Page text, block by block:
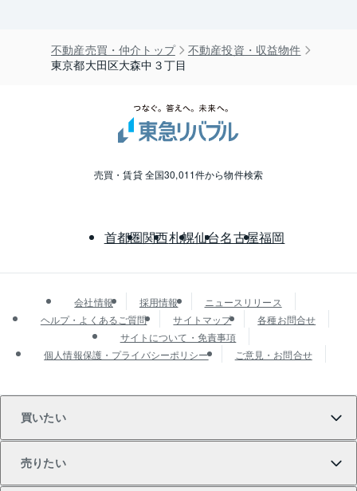
不動産売買・仲介トップ
不動産投資・収益物件
東京都大田区大森中３丁目
売買・賃貸 全国30,011件から物件検索
首都圏関西札幌仙台名古屋福岡
会社情報 採用情報
ニュースリリース
ヘルプ・よくあるご質問
サイトマップ
各種お問合せ
サイトについて・免責事項
個人情報保護・プライバシーポリシー
ご意見・お問合せ
買いたい
売りたい